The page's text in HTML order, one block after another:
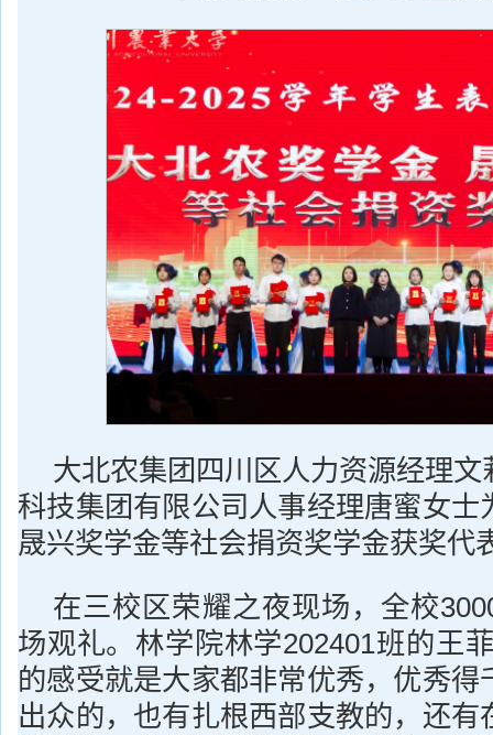
大北农集团四川区人力资源经理
科技集团有限公司人事经理唐蜜女士
晟兴奖学金等社会捐资奖学金获奖代
在三校区荣耀之夜现场，全校
场观礼。林学院林学202401班的王
的感受就是大家都非常优秀，优秀得
出众的，也有扎根西部支教的，还有